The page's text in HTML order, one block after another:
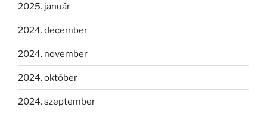
2025. január
2024. december
2024. november
2024. október
2024. szeptember